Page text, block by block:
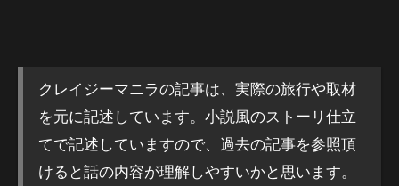
クレイジーマニラの記事は、実際の旅行や取材
を元に記述しています。小説風のストーリ仕立
てで記述していますので、過去の記事を参照頂
けると話の内容が理解しやすいかと思います。